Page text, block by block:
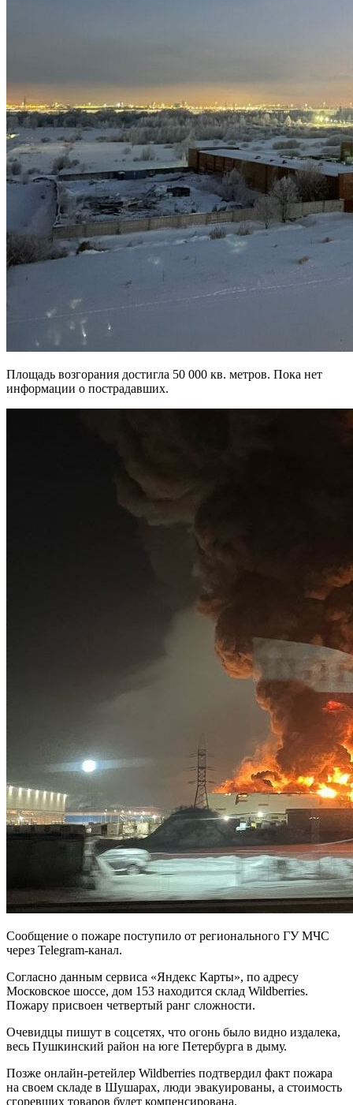
Площадь возгорания достигла 50 000 кв. метров. Пока нет
информации о пострадавших.
Сообщение о пожаре поступило от регионального ГУ МЧС
через Telegram-канал.
Согласно данным сервиса «Яндекс Карты», по адресу
Московское шоссе, дом 153 находится склад Wildberries.
Пожару присвоен четвертый ранг сложности.
Очевидцы пишут в соцсетях, что огонь было видно издалека,
весь Пушкинский район на юге Петербурга в дыму.
Позже онлайн-ретейлер Wildberries подтвердил факт пожара
на своем складе в Шушарах, люди эвакуированы, а стоимость
сгоревших товаров будет компенсирована.